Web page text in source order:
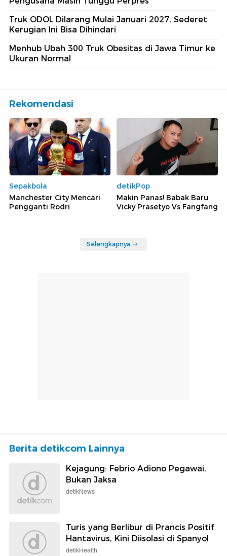
Truk ODOL Dilarang Mulai Januari 2027, Sederet
Kerugian Ini Bisa Dihindari
Menhub Ubah 300 Truk Obesitas di Jawa Timur ke
Ukuran Normal
Rekomendasi
Sepakbola
Manchester City Mencari
Pengganti Rodri
detikPop
Makin Panas! Babak Baru
Vicky Prasetyo Vs Fangfang
Selengkapnya
Berita detikcom Lainnya
Kejagung: Febrio Adiono Pegawai,
Bukan Jaksa
detikNews
Turis yang Berlibur di Prancis Positif
Hantavirus, Kini Diisolasi di Spanyol
detikHealth